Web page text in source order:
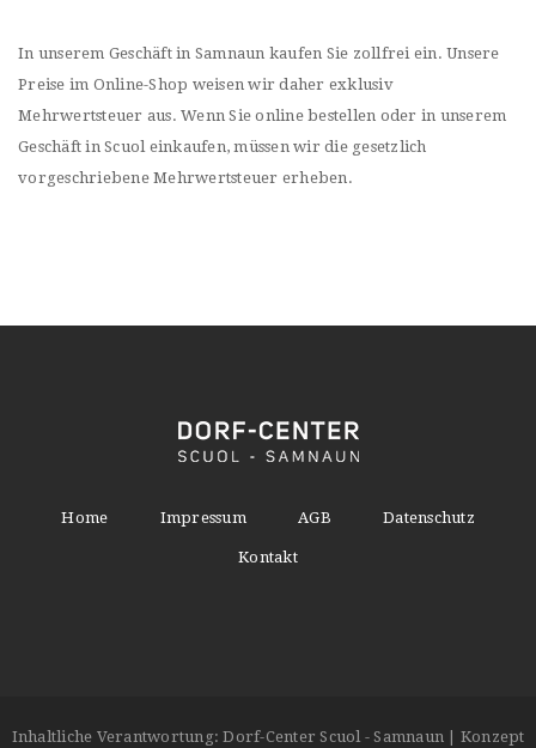
In unserem Geschäft in Samnaun kaufen Sie zollfrei ein. Unsere
Preise im Online-Shop weisen wir daher exklusiv
Mehrwertsteuer aus. Wenn Sie online bestellen oder in unserem
Geschäft in Scuol einkaufen, müssen wir die gesetzlich
vorgeschriebene Mehrwertsteuer erheben.
Home Impressum AGB Datenschutz
Kontakt
Inhaltliche Verantwortung: Dorf-Center Scuol - Samnaun | Konzept